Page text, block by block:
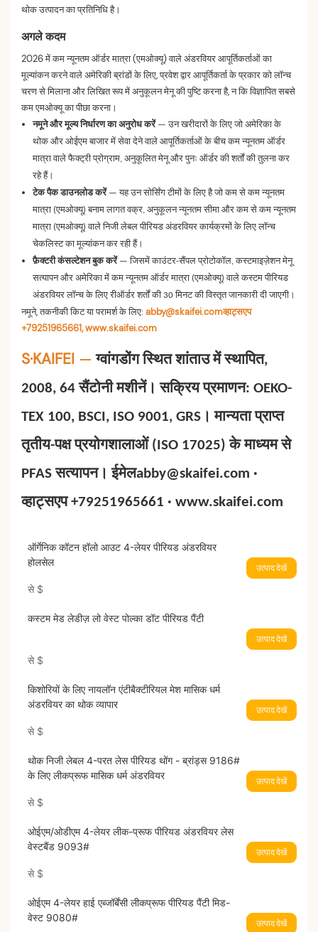
थोक उत्पादन का प्रतिनिधि है।
अगले कदम
2026 में कम न्यूनतम ऑर्डर मात्रा (एमओक्यू) वाले अंडरवियर आपूर्तिकर्ताओं का
मूल्यांकन करने वाले अमेरिकी ब्रांडों के लिए, प्रवेश द्वार आपूर्तिकर्ता के प्रकार को लॉन्च
चरण से मिलाना और लिखित रूप में अनुकूलन मेनू की पुष्टि करना है, न कि विज्ञापित सबसे
कम एमओक्यू का पीछा करना।
नमूने और मूल्य निर्धारण का अनुरोध करें — उन खरीदारों के लिए जो अमेरिका के
थोक और ओईएम बाजार में सेवा देने वाले आपूर्तिकर्ताओं के बीच कम न्यूनतम ऑर्डर
मात्रा वाले फैक्ट्री प्रोग्राम, अनुकूलित मेनू और पुनः ऑर्डर की शर्तों की तुलना कर
रहे हैं।
टेक पैक डाउनलोड करें — यह उन सोर्सिंग टीमों के लिए है जो कम से कम न्यूनतम
मात्रा (एमओक्यू) बनाम लागत वक्र, अनुकूलन न्यूनतम सीमा और कम से कम न्यूनतम
मात्रा (एमओक्यू) वाले निजी लेबल पीरियड अंडरवियर कार्यक्रमों के लिए लॉन्च
चेकलिस्ट का मूल्यांकन कर रही हैं।
फ़ैक्टरी कंसल्टेशन बुक करें — जिसमें काउंटर-सैंपल प्रोटोकॉल, कस्टमाइज़ेशन मेनू
सत्यापन और अमेरिका में कम न्यूनतम ऑर्डर मात्रा (एमओक्यू) वाले कस्टम पीरियड
अंडरवियर लॉन्च के लिए रीऑर्डर शर्तों की 30 मिनट की विस्तृत जानकारी दी जाएगी।
नमूने, तकनीकी किट या परामर्श के लिए: abby@skaifei.comव्हाट्सएप
+79251965661, www.skaifei.com
S·KAIFEI — ग्वांगडोंग स्थित शांताउ में स्थापित,
2008, 64 सैंटोनी मशीनें। सक्रिय प्रमाणन: OEKO-
TEX 100, BSCI, ISO 9001, GRS। मान्यता प्राप्त
तृतीय-पक्ष प्रयोगशालाओं (ISO 17025) के माध्यम से
PFAS सत्यापन। ईमेलabby@skaifei.com ·
व्हाट्सएप +79251965661 · www.skaifei.com
ऑर्गेनिक कॉटन हॉलो आउट 4-लेयर पीरियड अंडरवियर
होलसेल
से $
उत्पाद देखें
कस्टम मेड लेडीज़ लो वेस्ट पोल्का डॉट पीरियड पैंटी
से $
उत्पाद देखें
किशोरियों के लिए नायलॉन एंटीबैक्टीरियल मेश मासिक धर्म
अंडरवियर का थोक व्यापार
से $
उत्पाद देखें
थोक निजी लेबल 4-परत लेस पीरियड थोंग - ब्रांड्स 9186#
के लिए लीकप्रूफ मासिक धर्म अंडरवियर
से $
उत्पाद देखें
ओईएम/ओडीएम 4-लेयर लीक-प्रूफ पीरियड अंडरवियर लेस
वेस्टबैंड 9093#
से $
उत्पाद देखें
ओईएम 4-लेयर हाई एब्जॉर्बेंसी लीकप्रूफ पीरियड पैंटी मिड-
वेस्ट 9080#
उत्पाद देखें